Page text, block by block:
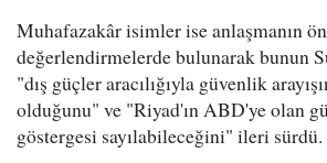
Muhafazakâr isimler ise anlaşmanın
değerlendirmelerde bulunarak bunun
"dış güçler aracılığıyla güvenlik
olduğunu" ve "Riyad'ın ABD'ye olan
göstergesi sayılabileceğini" ileri sürdü.